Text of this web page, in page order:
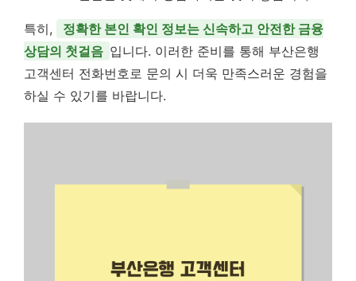
특히,
정확한 본인 확인 정보는 신속하고 안전한 금융
상담의 첫걸음 입니다. 이러한 준비를 통해 부산은행
고객센터 전화번호로 문의 시 더욱 만족스러운 경험을
하실 수 있기를 바랍니다.